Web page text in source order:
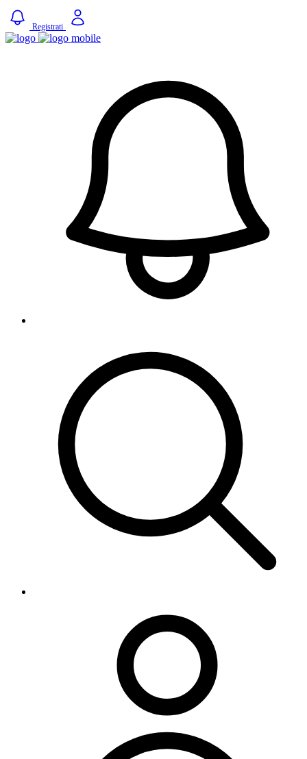
Registrati